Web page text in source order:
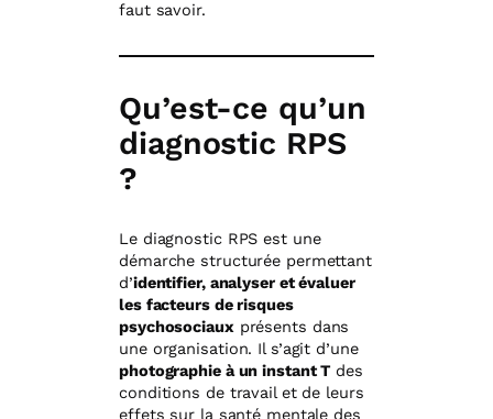
faut savoir.
Qu’est-ce qu’un
diagnostic RPS
?
Le diagnostic RPS est une
démarche structurée permettant
d’identifier, analyser et évaluer
les facteurs de risques
psychosociauxprésents dans
une organisation. Il s’agit d’une
photographie à un instant Tdes
conditions de travail et de leurs